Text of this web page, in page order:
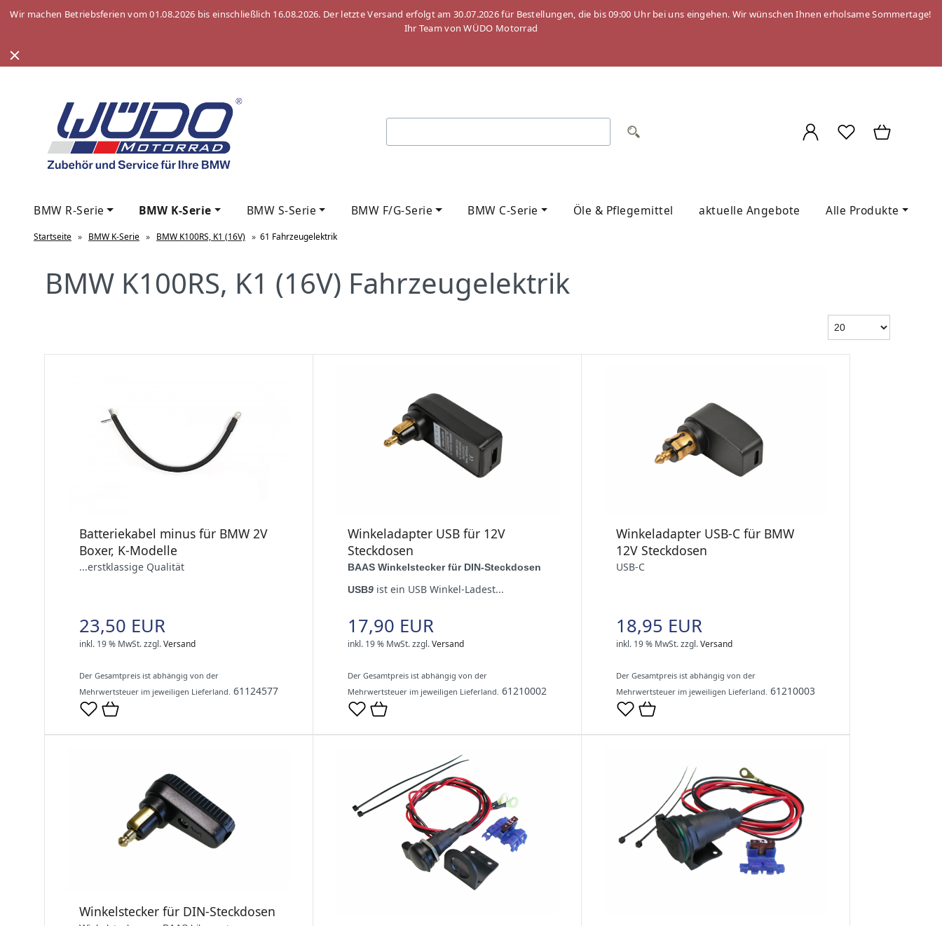
Wir machen Betriebsferien vom 01.08.2026 bis einschließlich 16.08.2026. Der letzte Versand erfolgt am 30.07.2026 für Bestellungen, die bis 09:00 Uhr bei uns eingehen. Wir wünschen Ihnen erholsame Sommertage!
Ihr Team von WÜDO Motorrad
BMW R-Serie BMW K-Serie BMW S-Serie BMW F/G-Serie BMW C-Serie Öle & Pflegemittel aktuelle Angebote Alle Produkte
Startseite » BMW K-Serie » BMW K100RS, K1 (16V) » 61 Fahrzeugelektrik
BMW K100RS, K1 (16V) Fahrzeugelektrik
Batteriekabel minus für BMW 2V
Boxer, K-Modelle
...erstklassige Qualität
23,50 EUR
inkl. 19 % MwSt.zzgl.Versand
Der Gesamtpreis ist abhängig von der
Mehrwertsteuer im jeweiligen Lieferland. 61124577
Winkeladapter USB für 12V
Steckdosen
BAAS Winkelstecker für DIN-Steckdosen
USB9 ist ein USB Winkel-Ladest...
17,90 EUR
inkl. 19 % MwSt.zzgl.Versand
Der Gesamtpreis ist abhängig von der
Mehrwertsteuer im jeweiligen Lieferland. 61210002
Winkeladapter USB-C für BMW
12V Steckdosen
USB-C
18,95 EUR
inkl. 19 % MwSt.zzgl.Versand
Der Gesamtpreis ist abhängig von der
Mehrwertsteuer im jeweiligen Lieferland. 61210003
Winkelstecker für DIN-Steckdosen